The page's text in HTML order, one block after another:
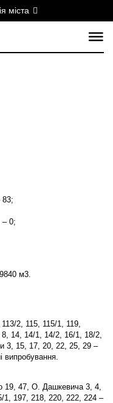
міста
83;
– 0;
м3.
2, 115, 115/1, 119,
14, 14/1, 14/2, 16/1, 18/2,
3, 15, 17, 20, 22, 25, 29 –
випробування.
19, 47, О. Дашкевича 3, 4,
197, 218, 220, 222, 224 –